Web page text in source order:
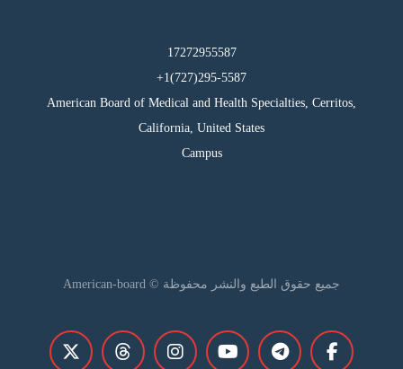
17272955587
295-5587(727)1+
American Board of Medical and Health Specialties, Cerritos,
California, United States
Campus
جميع حقوق الطبع والنشر محفوظة © American-board